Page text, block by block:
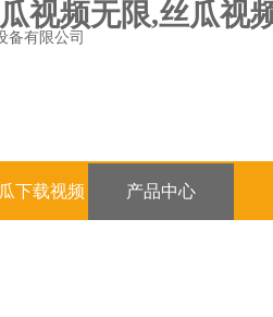
视频无限,丝瓜视
下载视频 产品中心